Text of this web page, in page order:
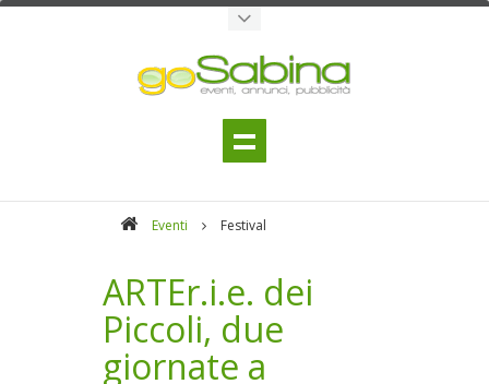
Eventi Festival
ARTEr.i.e. dei
Piccoli, due
giornate a